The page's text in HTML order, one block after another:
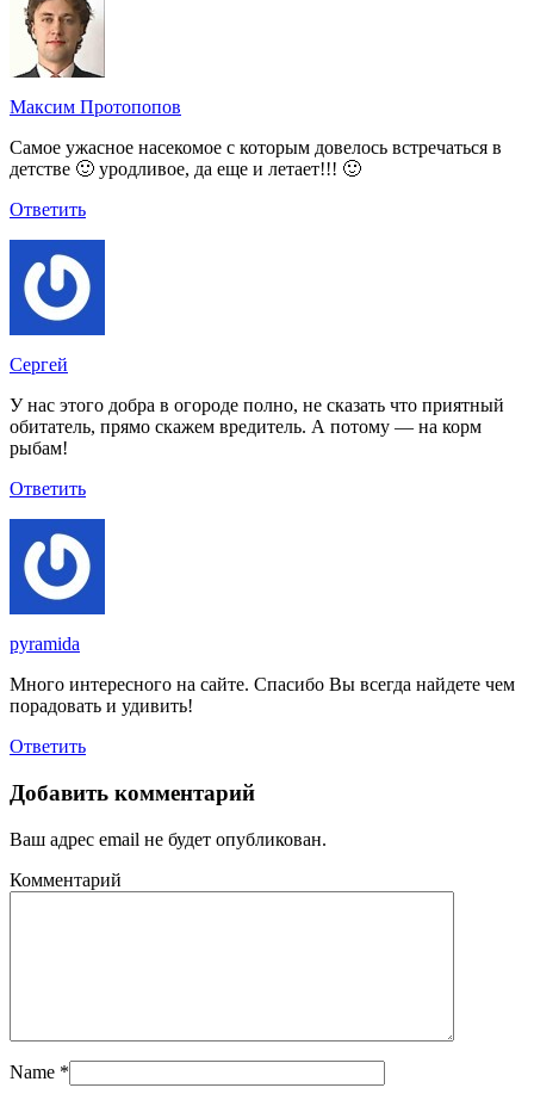
Максим Протопопов
Самое ужасное насекомое с которым довелось встречаться в
детстве 🙂 уродливое, да еще и летает!!! 🙂
Ответить
Сергей
У нас этого добра в огороде полно, не сказать что приятный
обитатель, прямо скажем вредитель. А потому — на корм
рыбам!
Ответить
pyramida
Много интересного на сайте. Спасибо Вы всегда найдете чем
порадовать и удивить!
Ответить
Добавить комментарий
Ваш адрес email не будет опубликован.
Комментарий
Name *